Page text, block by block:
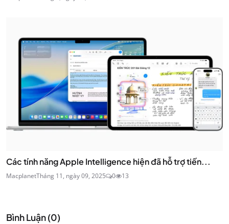
Các tính năng Apple Intelligence hiện đã hỗ trợ tiến...
MacplanetTháng 11, ngày 09, 2025 0 13
Bình Luận (0)